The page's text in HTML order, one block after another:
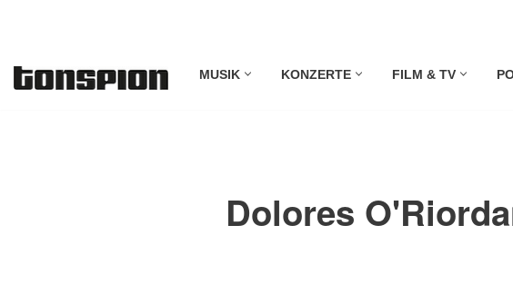
Inhalt
MUSIK KONZERTE FILM & TV
Dolores